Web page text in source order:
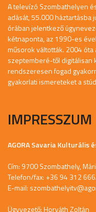
A televízó Szombathelyen
adását, 55.000 háztartásba
órában jelentkező
kétnaponta, az 1990-es
műsorok váltották. 2004
szeptemberé-től digitálisan
rendszeresen fogad
gyakorlati ismereteket a
IMPRESSZUM
AGORA Savaria
Cím: 9700 Szombathely,
Telefon/fax: +36 94 312
E-mail:
Ügyvezető: Horváth Zoltán